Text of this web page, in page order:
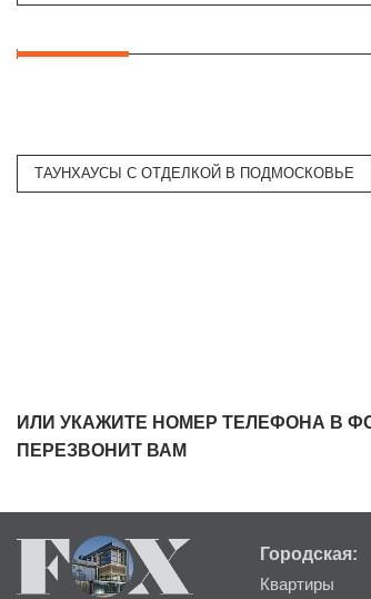
ТАУНХАУСЫ С ОТДЕЛКОЙ В ПОДМОСКОВЬЕ
ИЛИ УКАЖИТЕ НОМЕР ТЕЛЕФОНА В
ПЕРЕЗВОНИТ ВАМ
Городская:
Квартиры